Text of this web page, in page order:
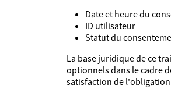
Date et heure du
ID utilisateur
Statut du
La base juridique de ce
optionnels dans le cadre
satisfaction de